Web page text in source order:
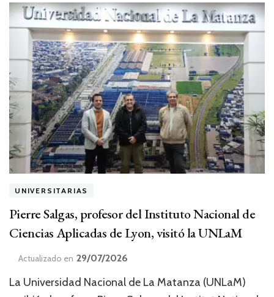
UNIVERSITARIAS
Pierre Salgas, profesor del Instituto Nacional de
Ciencias Aplicadas de Lyon, visitó la UNLaM
Actualizado en 29/07/2026
La Universidad Nacional de La Matanza (UNLaM)